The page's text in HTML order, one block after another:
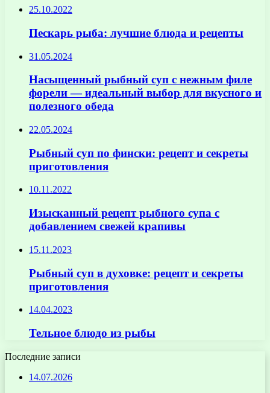
25.10.2022
Пескарь рыба: лучшие блюда и рецепты
31.05.2024
Насыщенный рыбный суп с нежным филе
форели — идеальный выбор для вкусного и
полезного обеда
22.05.2024
Рыбный суп по фински: рецепт и секреты
приготовления
10.11.2022
Изысканный рецепт рыбного супа с
добавлением свежей крапивы
15.11.2023
Рыбный суп в духовке: рецепт и секреты
приготовления
14.04.2023
Тельное блюдо из рыбы
Последние записи
14.07.2026